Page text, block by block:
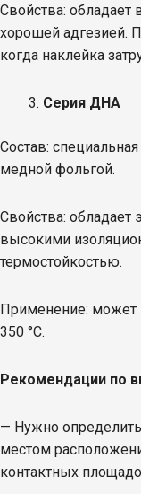
Свойства:
хорошей адгезией.
когда наклейка
Серия ДНА
Состав:
медной фольгой.
Свойства: обладает
высокими
термостойкостью.
Применение: может
350 °С.
Рекомендации по
— Нужно
местом
контактных